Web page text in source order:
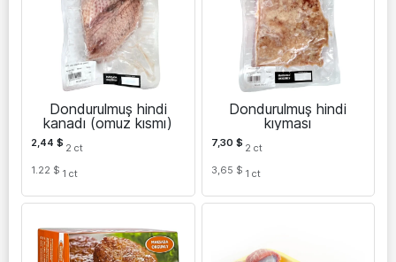
Dondurulmuş hindi
kanadı (omuz kısmı)
2,44 $ 2 ct
1.22 $ 1 ct
Dondurulmuş hindi
kıyması
7,30 $ 2 ct
3,65 $ 1 ct